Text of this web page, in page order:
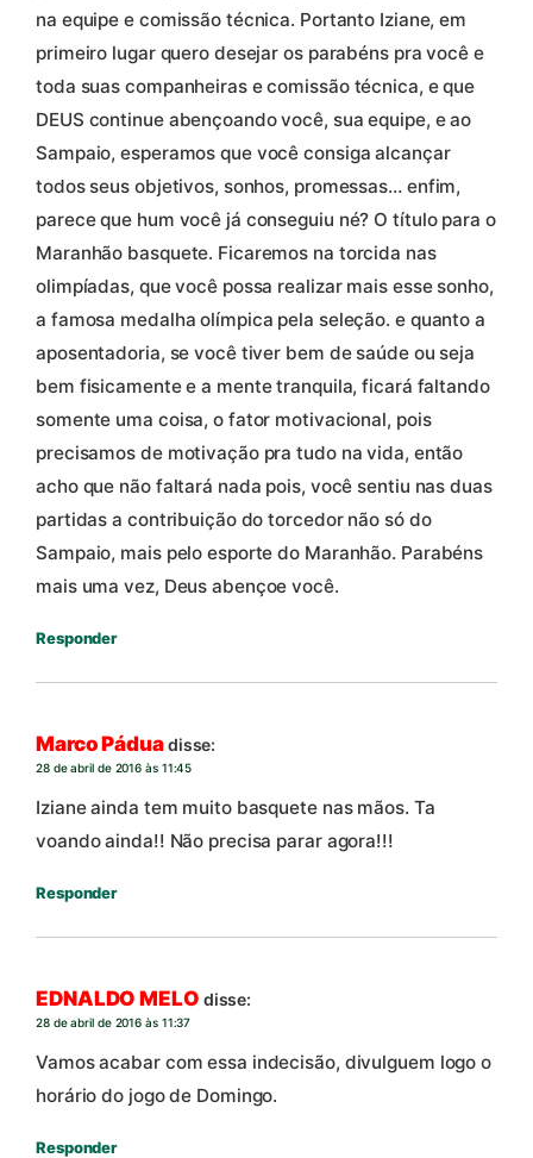
na equipe e comissão técnica. Portanto Iziane, em
primeiro lugar quero desejar os parabéns pra você e
toda suas companheiras e comissão técnica, e que
DEUS continue abençoando você, sua equipe, e ao
Sampaio, esperamos que você consiga alcançar
todos seus objetivos, sonhos, promessas… enfim,
parece que hum você já conseguiu né? O título para o
Maranhão basquete. Ficaremos na torcida nas
olimpíadas, que você possa realizar mais esse sonho,
a famosa medalha olímpica pela seleção. e quanto a
aposentadoria, se você tiver bem de saúde ou seja
bem fisicamente e a mente tranquila, ficará faltando
somente uma coisa, o fator motivacional, pois
precisamos de motivação pra tudo na vida, então
acho que não faltará nada pois, você sentiu nas duas
partidas a contribuição do torcedor não só do
Sampaio, mais pelo esporte do Maranhão. Parabéns
mais uma vez, Deus abençoe você.
Responder
Marco Páduadisse:
28 de abril de 2016 às 11:45
Iziane ainda tem muito basquete nas mãos. Ta
voando ainda!! Não precisa parar agora!!!
Responder
EDNALDO MELO disse:
28 de abril de 2016 às 11:37
Vamos acabar com essa indecisão, divulguem logo o
horário do jogo de Domingo.
Responder